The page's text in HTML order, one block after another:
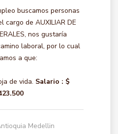
buscamos personas
cargo de AUXILIAR DE
nos gustaría
laboral, por lo cual
a que:
de vida. Salario : $
Medellin